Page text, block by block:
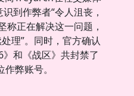
到作弊者“令人沮丧，
称正在解决这一问题，
理”。同时，官方确认
》和《战区》共封禁了
弊账号。